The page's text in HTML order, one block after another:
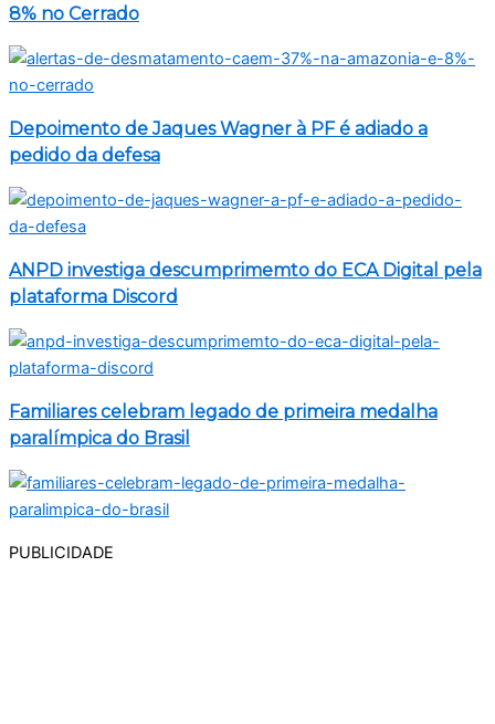
8% no Cerrado
Depoimento de Jaques Wagner à PF é adiado a
pedido da defesa
ANPD investiga descumprimemto do ECA Digital pela
plataforma Discord
Familiares celebram legado de primeira medalha
paralímpica do Brasil
PUBLICIDADE